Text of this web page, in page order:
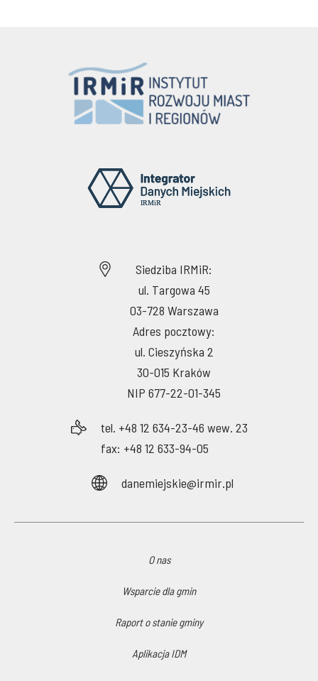
Siedziba IRMiR:
ul. Targowa 45
03-728 Warszawa
Adres pocztowy:
ul. Cieszyńska 2
30-015 Kraków
NIP 677-22-01-345
tel. +48 12 634-23-46 wew. 23
fax: +48 12 633-94-05
danemiejskie@irmir.pl
O nas
Wsparcie dla gmin
Raport o stanie gminy
Aplikacja IDM